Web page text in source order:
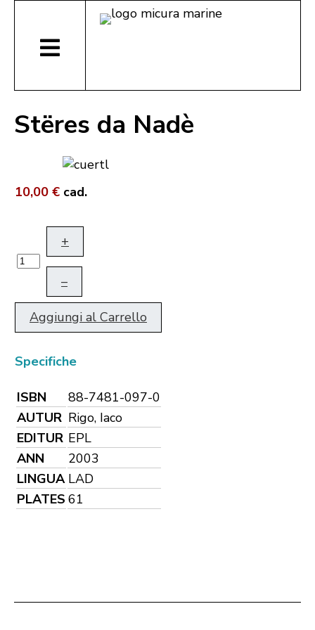
Stëres da Nadè
10,00 € cad.
+
–
Aggiungi al Carrello
Specifiche
ISBN
88-7481-097-0
AUTUR Rigo, Iaco
EDITUR EPL
ANN
2003
LINGUA LAD
PLATES 61